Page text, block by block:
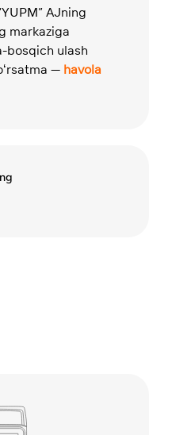
AJning
markaziga
bosqich ulash
— havola